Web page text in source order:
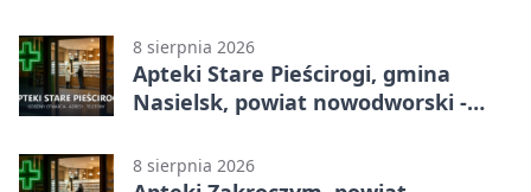
8 sierpnia 2026
Apteki Stare Pieścirogi, gmina
Nasielsk, powiat nowodworski -
8 sierpnia 2026